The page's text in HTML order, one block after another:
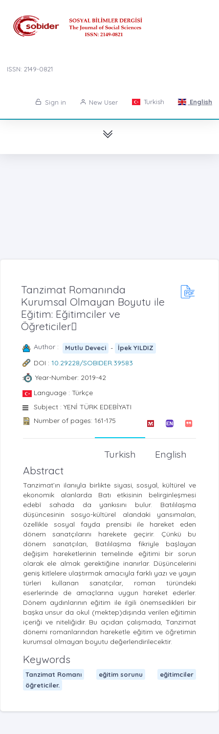
ISSN: 2149-0821
Sign in New User Turkish English
Tanzimat Romanında
Kurumsal Olmayan Boyutu ile
Eğitim: Eğitimciler ve
Öğreticiler
Author : Mutlu Deveci - İpek YILDIZ
DOI : 10.29228/SOBIDER.39583
Year-Number: 2019-42
Language : Türkçe
Subject : YENİ TÜRK EDEBİYATI
Number of pages: 161-175
English
Turkish
Abstract
Tanzimat’ın ilanıyla birlikte siyasi, sosyal, kültürel ve
ekonomik alanlarda Batı etkisinin belirginleşmesi
edebî sahada da yankısını bulur. Batılılaşma
düşüncesinin sosyo-kültürel alandaki yansımaları,
özellikle sosyal fayda prensibi ile hareket eden
dönem sanatçılarını harekete geçirir. Çünkü bu
dönem sanatçıları, Batılılaşma fikriyle başlayan
değişim hareketlerinin temelinde eğitimi bir sorun
olarak ele almak gerektiğine inanırlar. Düşüncelerini
geniş kitlelere ulaştırmak amacıyla farklı yazı ve yayın
türleri kullanan sanatçılar, roman türündeki
eserlerinde de amaçlarına uygun hareket ederler.
Dönem aydınlarının eğitim ile ilgili önemsedikleri bir
başka unsur da okul (mektep)dışında verilen eğitimin
içeriği ve niteliğidir. Bu açıdan çalışmada, Tanzimat
dönemi romanlarından hareketle eğitim ve öğretimin
kurumsal olmayan boyutu değerlendirilecektir.
Keywords
Tanzimat Romanı eğitim sorunu
eğitimciler
öğreticiler.